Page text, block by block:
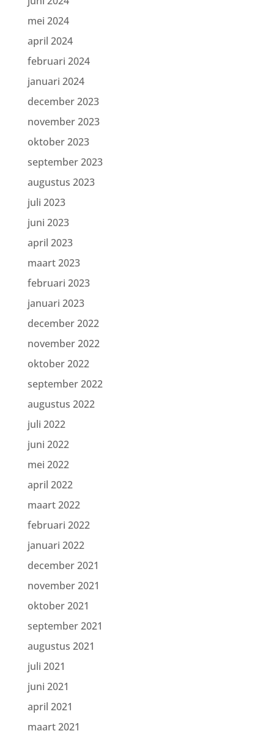
mei 2024
april 2024
februari 2024
januari 2024
december 2023
november 2023
oktober 2023
september 2023
augustus 2023
juli 2023
juni 2023
april 2023
maart 2023
februari 2023
januari 2023
december 2022
november 2022
oktober 2022
september 2022
augustus 2022
juli 2022
juni 2022
mei 2022
april 2022
maart 2022
februari 2022
januari 2022
december 2021
november 2021
oktober 2021
september 2021
augustus 2021
juli 2021
juni 2021
april 2021
maart 2021